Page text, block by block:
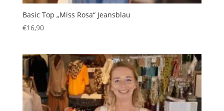
Basic Top „Miss Rosa“ Jeansblau
€16,90